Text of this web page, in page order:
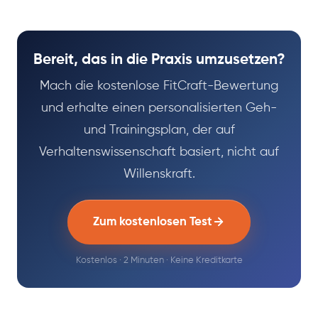
Bereit, das in die Praxis umzusetzen?
Mach die kostenlose FitCraft-Bewertung
und erhalte einen personalisierten Geh-
und Trainingsplan, der auf
Verhaltenswissenschaft basiert, nicht auf
Willenskraft.
Zum kostenlosen Test
Kostenlos · 2 Minuten · Keine Kreditkarte